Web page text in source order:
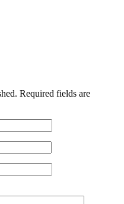
Required fields are